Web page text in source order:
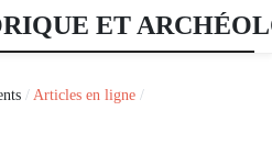
ET
Articles en ligne